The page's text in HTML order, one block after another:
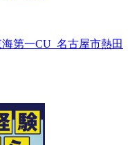
第一CU_名古屋市熱田